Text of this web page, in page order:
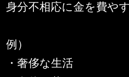
身分不相応に金を費やす
例）
・奢侈な生活